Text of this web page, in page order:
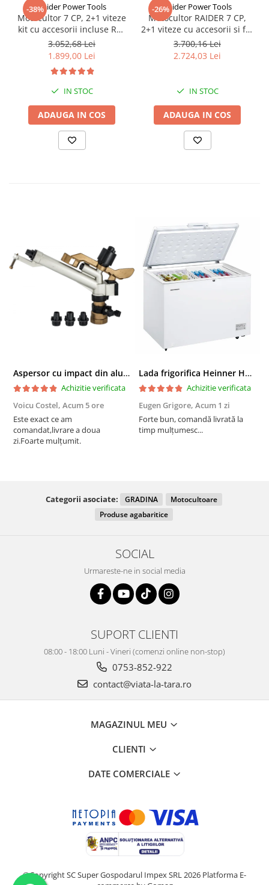
-38%Raider Power Tools
Motocultor 7 CP, 2+1 viteze
kit cu accesorii incluse RD-
T03
3.052,68 Lei
1.899,00 Lei
IN STOC
ADAUGA IN COS
-26%Raider Power Tools
Motocultor RAIDER 7 CP,
2+1 viteze cu accesorii si far
RD-T07 095112
3.700,16 Lei
2.724,03 Lei
IN STOC
ADAUGA IN COS
Aspersor cu impact din aluminiu cu FI, Presiune (bar)1.5-5, Diametru de aspersie (m)32-58
Achizitie verificata
Voicu Costel, Acum 5 ore
Este exact ce am
comandat,livrare a doua
zi.Foarte mulțumit.
Lada frigorifica Heinner HCF-287CNHE++, 287 l, Clasa E, Compresor inverter, Iluminare LED, Functionalitate frigider, Alb
Achizitie verificata
Eugen Grigore, Acum 1 zi
Forte bun, comandă livrată la
timp mulțumesc...
Categorii asociate: GRADINA
Motocultoare
Produse agabaritice
SOCIAL
Urmareste-ne in social media
SUPORT CLIENTI
08:00 - 18:00 Luni - Vineri (comenzi online non-stop)
0753-852-922
contact@viata-la-tara.ro
MAGAZINUL MEU
CLIENTI
DATE COMERCIALE
©Copyright SC Super Gospodarul Impex SRL 2026 Platforma E-